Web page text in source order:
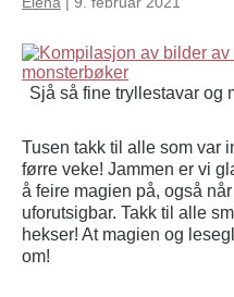
Sjå så fine tryllestavar og
Tusen takk til alle som var
førre veke! Jammen er vi
å feire magien på, også
uforutsigbar. Takk til alle
hekser! At magien og
om!